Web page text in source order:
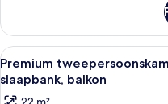
tweepersoonskamer,
tweepersoonsbed
Alle
foto's
voor
8
Premium
slaapbank, balkon